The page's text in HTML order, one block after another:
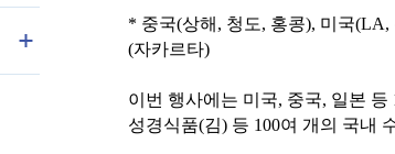
* 중국(상해, 청도, 홍콩), 미국
(자카르타)
이번 행사에는 미국, 중국, 일본
성경식품(김) 등 100여 개의 국내